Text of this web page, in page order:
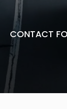
CONTACT